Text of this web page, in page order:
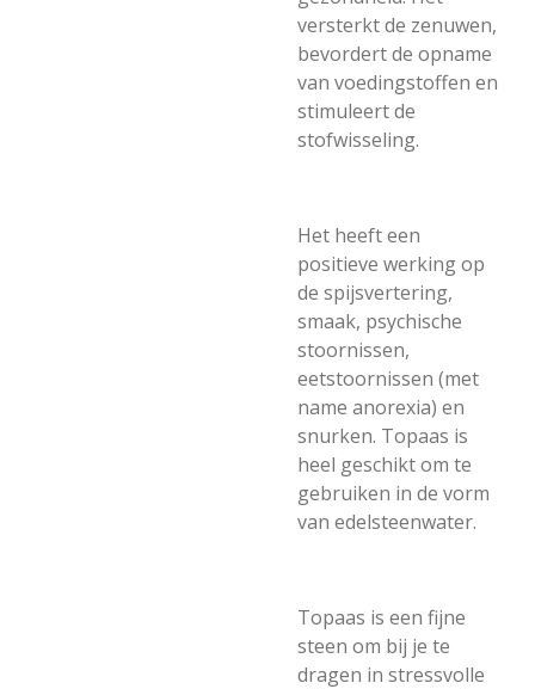
versterkt de zenuwen,
bevordert de opname
van voedingstoffen en
stimuleert de
stofwisseling.
Het heeft een
positieve werking op
de spijsvertering,
smaak, psychische
stoornissen,
eetstoornissen (met
name anorexia) en
snurken. Topaas is
heel geschikt om te
gebruiken in de vorm
van edelsteenwater.
Topaas is een fijne
steen om bij je te
dragen in stressvolle